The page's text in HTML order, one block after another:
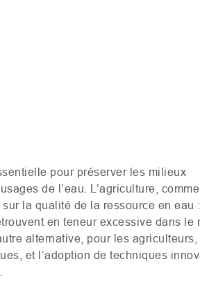
pour préserver les milieux
de l’eau. L’agriculture,
la qualité de la ressource en eau
en teneur excessive dans le
alternative, pour les agriculteurs,
et l’adoption de techniques